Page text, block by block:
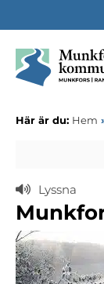
Här är du: Hem
Lyssna